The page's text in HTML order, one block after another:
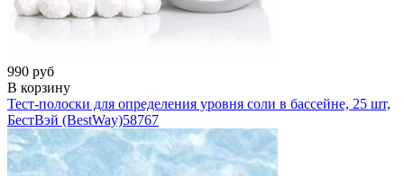
990 руб
В корзину
Тест-полоски для определения уровня соли в бассейне, 25 шт,
БестВэй (BestWay)58767